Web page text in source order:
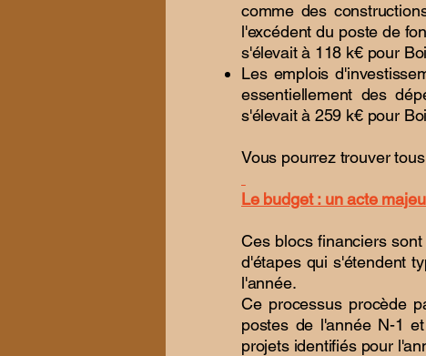
comme des
l'excédent du poste de
s'élevait à 118 k€ pour
Les emplois
essentiellement des
s'élevait à 259 k€ pour
Vous pourrez trouver
Le budget : un acte
Ces blocs financiers
d'étapes qui s'étendent
l'année.
Ce processus procède
postes de l'année N-1
projets identifiés pour